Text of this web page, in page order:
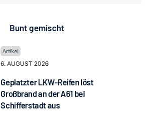
Bunt gemischt
6. AUGUST 2026
Geplatzter LKW-Reifen löst
Großbrand an der A61 bei
Schifferstadt aus